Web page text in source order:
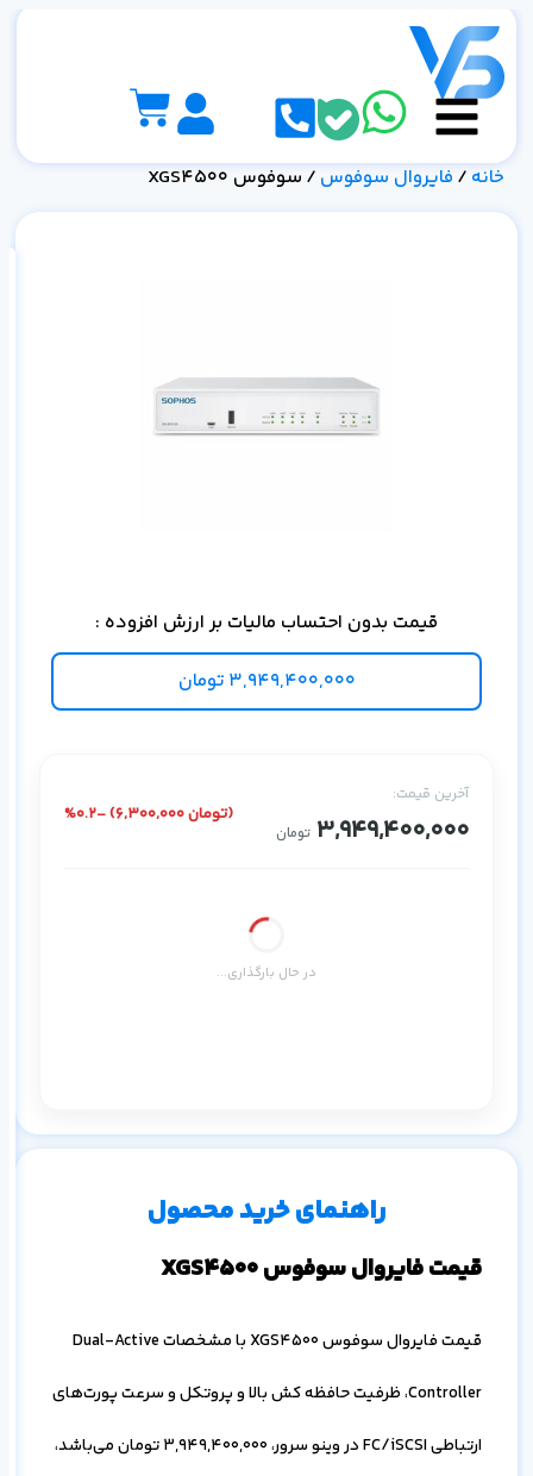
خانه / فایروال سوفوس / سوفوس XGS4500
قیمت بدون احتساب مالیات بر ارزش افزوده :
3,949,400,000 تومان
آخرین قیمت:
3,949,400,000 تومان
%0.2- (6,300,000 تومان)
در حال بارگذاری...
۳ ماه ۶ ماه
راهنمای خرید محصول
قیمت فایروال سوفوس XGS4500
قیمت فایروال سوفوس XGS4500 با مشخصات Dual-Active
Controller، ظرفیت حافظه کش بالا و پروتکل و سرعت پورت‌های
ارتباطی FC/iSCSI در وینو سرور،
3,949,400,000تومان می‌باشد،